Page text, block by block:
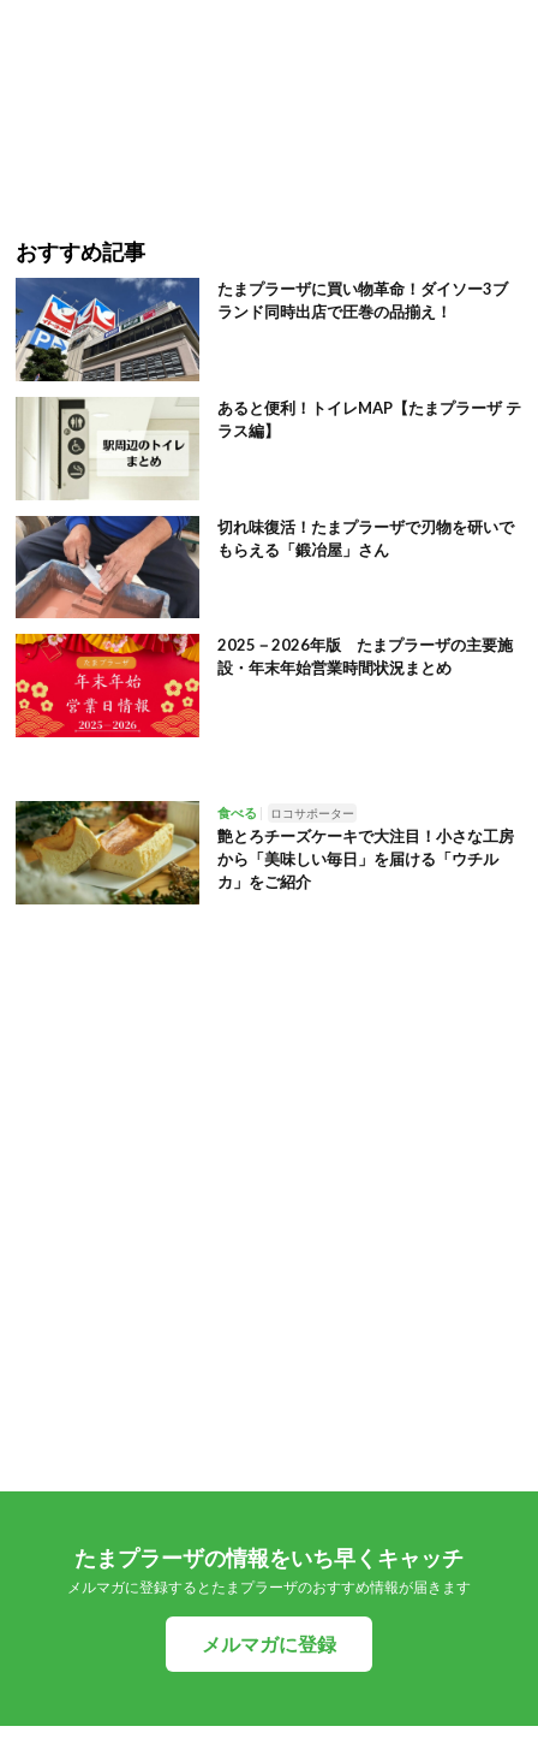
おすすめ記事
たまプラーザに買い物革命！ダイソー3ブ
ランド同時出店で圧巻の品揃え！
あると便利！トイレMAP【たまプラーザ テ
ラス編】
切れ味復活！たまプラーザで刃物を研いで
もらえる「鍛冶屋」さん
2025－2026年版 たまプラーザの主要施
設・年末年始営業時間状況まとめ
食べる ロコサポーター
艶とろチーズケーキで大注目！小さな工房
から「美味しい毎日」を届ける「ウチル
カ」をご紹介
たまプラーザの情報をいち早くキャッチ
メルマガに登録するとたまプラーザのおすすめ情報が届きます
メルマガに登録